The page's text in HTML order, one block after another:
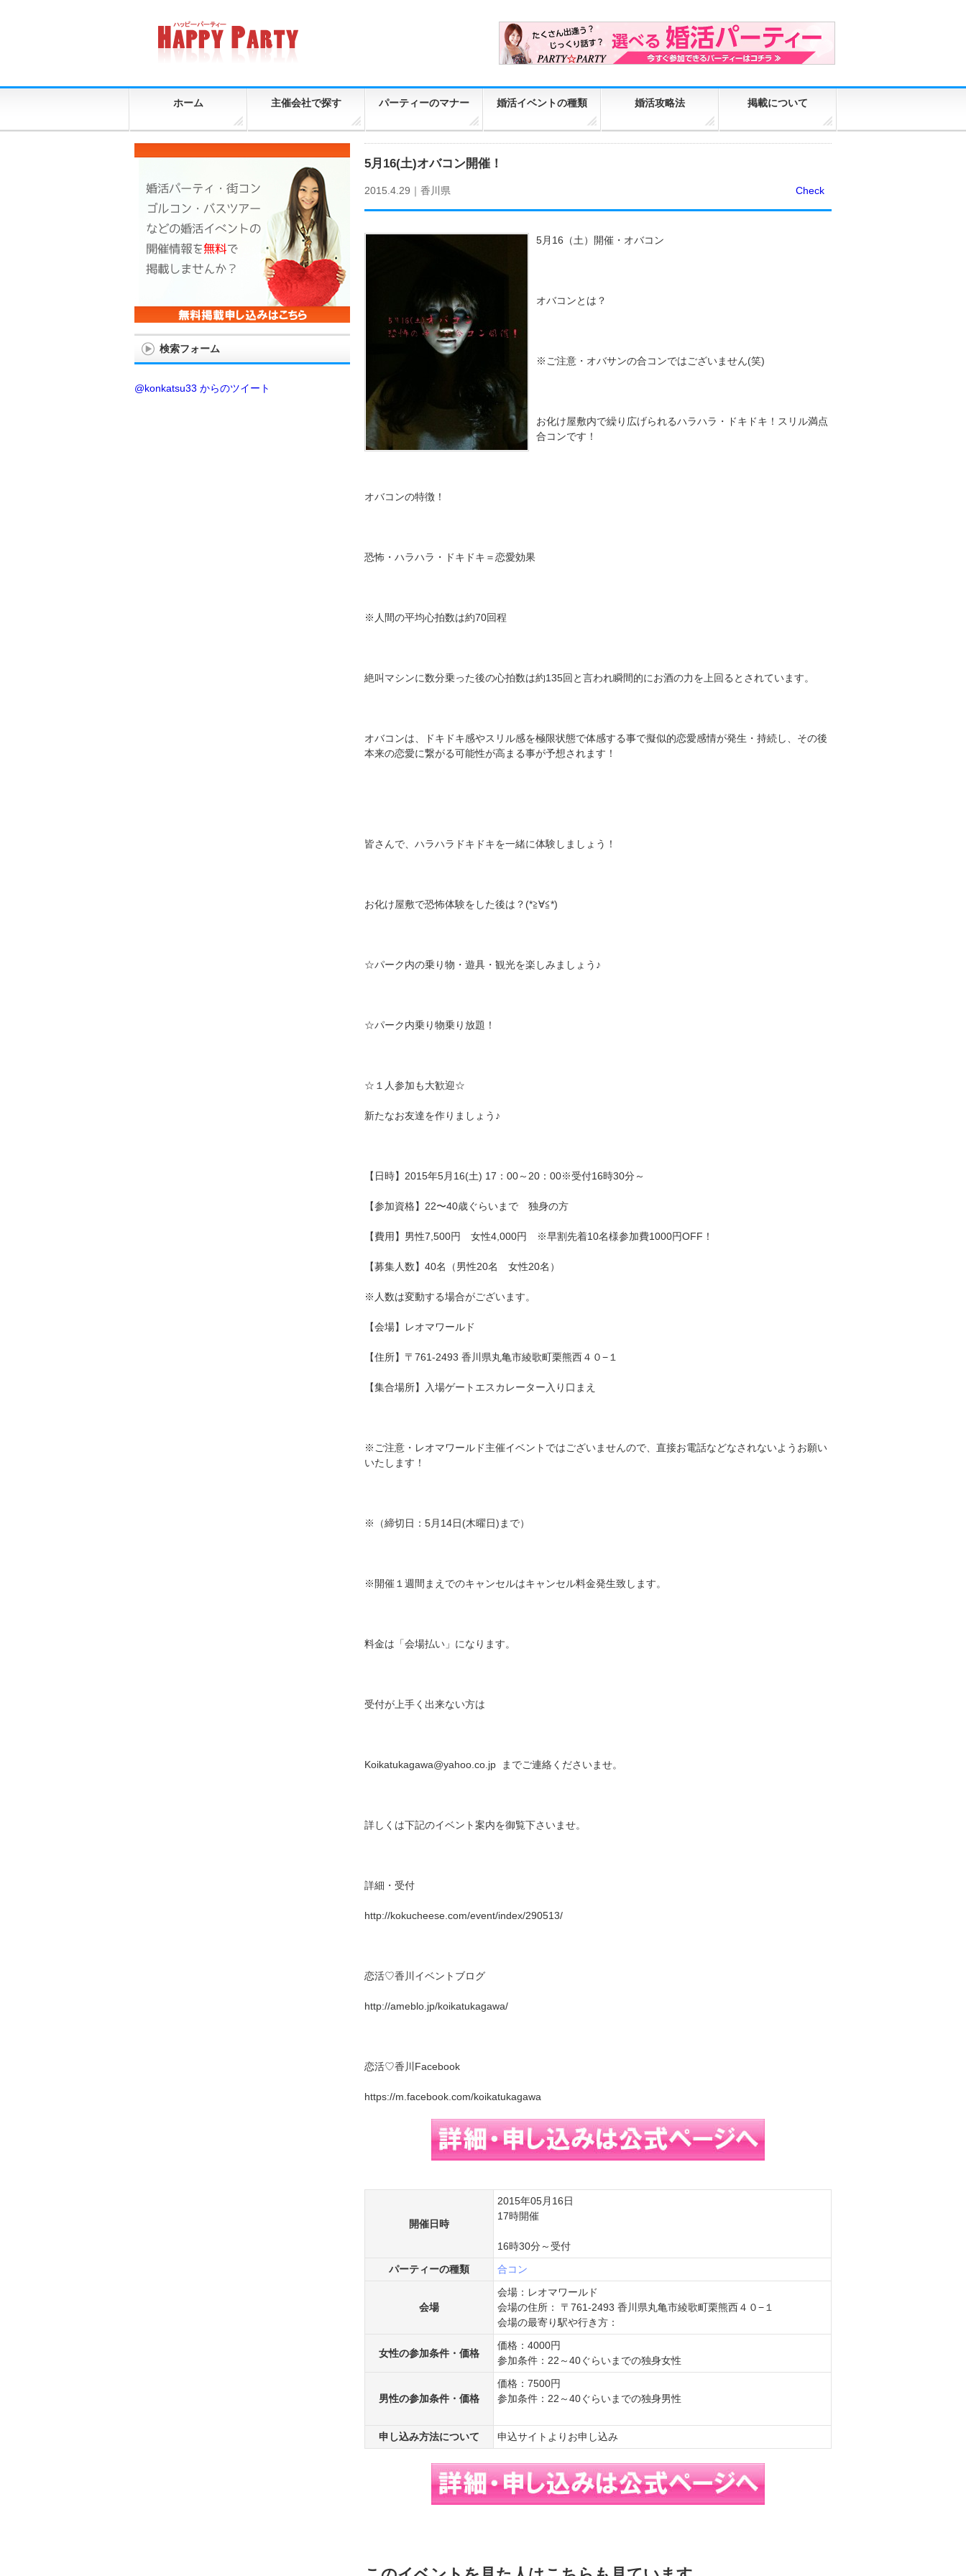
ホーム 主催会社で探す パーティーのマナー 婚活イベントの種類 婚活攻略法 掲載について
5月16(土)オバコン開催！
2015.4.29｜ 香川県 Check
5月16（土）開催・オバコン
オバコンとは？
※ご注意・オバサンの合コンではございません(笑)
お化け屋敷内で繰り広げられるハラハラ・ドキドキ！スリル満点
合コンです！
オバコンの特徴！
恐怖・ハラハラ・ドキドキ＝恋愛効果
※人間の平均心拍数は約70回程
絶叫マシンに数分乗った後の心拍数は約135回と言われ瞬間的にお酒の力を上回るとされています。
オバコンは、ドキドキ感やスリル感を極限状態で体感する事で擬似的恋愛感情が発生・持続し、その後
本来の恋愛に繋がる可能性が高まる事が予想されます！
皆さんで、ハラハラドキドキを一緒に体験しましょう！
お化け屋敷で恐怖体験をした後は？(*≧∀≦*)
☆パーク内の乗り物・遊具・観光を楽しみましょう♪
☆パーク内乗り物乗り放題！
☆１人参加も大歓迎☆
新たなお友達を作りましょう♪
【日時】2015年5月16(土) 17：00～20：00※受付16時30分～
【参加資格】22〜40歳ぐらいまで 独身の方
【費用】男性7,500円 女性4,000円 ※早割先着10名様参加費1000円OFF！
【募集人数】40名（男性20名 女性20名）
※人数は変動する場合がございます。
【会場】レオマワールド
【住所】〒761-2493 香川県丸亀市綾歌町栗熊西４０−１
【集合場所】入場ゲートエスカレーター入り口まえ
※ご注意・レオマワールド主催イベントではございませんので、直接お電話などなされないようお願い
いたします！
※（締切日：5月14日(木曜日)まで）
※開催１週間まえでのキャンセルはキャンセル料金発生致します。
料金は「会場払い」になります。
受付が上手く出来ない方は
Koikatukagawa@yahoo.co.jp までご連絡くださいませ。
詳しくは下記のイベント案内を御覧下さいませ。
詳細・受付
http://kokucheese.com/event/index/290513/
恋活♡香川イベントブログ
http://ameblo.jp/koikatukagawa/
恋活♡香川Facebook
https://m.facebook.com/koikatukagawa
開催日時
2015年05月16日
17時開催
16時30分～受付
パーティーの種類
合コン
会場
会場：レオマワールド
会場の住所： 〒761-2493 香川県丸亀市綾歌町栗熊西４０−１
会場の最寄り駅や行き方：
女性の参加条件・価格
価格：4000円
参加条件：22～40ぐらいまでの独身女性
男性の参加条件・価格
価格：7500円
参加条件：22～40ぐらいまでの独身男性
申し込み方法について 申込サイトよりお申し込み
検索フォーム
@konkatsu33 からのツイート